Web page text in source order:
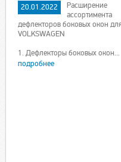
20.01.2022
Расширение
ассортимента
дефлекторов боковых окон
VOLKSWAGEN
1. Дефлекторы боковых окон...
подробнее